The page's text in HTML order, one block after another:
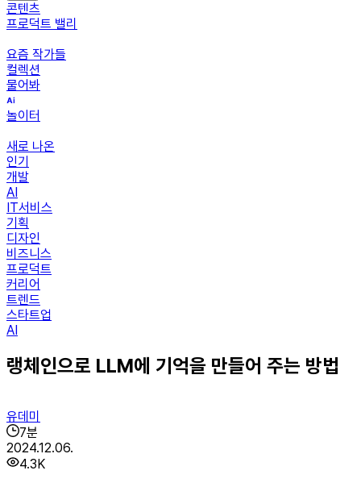
콘텐츠
프로덕트 밸리
요즘 작가들
컬렉션
물어봐
놀이터
새로 나온
인기
개발
AI
IT서비스
기획
디자인
비즈니스
프로덕트
커리어
트렌드
스타트업
AI
랭체인으로 LLM에 기억을 만들어 주는 방법
유데미
7분
2024.12.06.
4.3K